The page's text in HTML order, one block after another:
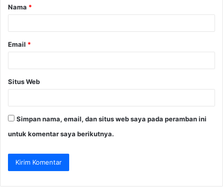
r
Nama *
Email *
Situs Web
Simpan nama, email, dan situs web saya pada peramban ini
untuk komentar saya berikutnya.